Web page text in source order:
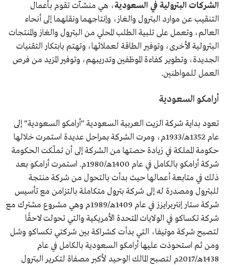
الشركات البترولية في السعودية، هي منشآت تقوم بأعمال
التنقيب عن موارد البترول والغاز، وإنتاجهما ونقلهما إلى أنحاء
العالم، وتعمل على تلبية الطلب المحلي من البترول والغاز والمنتجات
البترولية الأخرى، وتوفير الطاقة لعملائها، وتهتم بابتكار التقنيات
الجديدة، وتطوير كفاءة الموظفين وتدريبهم، وتوفير المزيد من فرص
العمل للمواطنين.
أرامكو السعودية
تعود بداية شركة الزيت العربية السعودية "أرامكو السعودية" إلى
عام 1352هـ/1933م، ومرت الشركة بمراحل عديدة استمرت خلالها
حكومة المملكة في زيادة حصتها من الشركة إلى أن تملّكت الحكومة
شركة أرامكو بالكامل في عام 1400هـ/1980م. استمرت أرامكو بعد
ذلك في متابعة أعمالها حيث بدأت بالتحول من شركة منتجة
للبترول ومصدرة له إلى شركة بترول متكاملة بالتزامن مع تأسيس
شركة ستار إنتربرايزز في عام 1409هـ/1989م وهي مشروع مشترك مع
شركة تكساكو في الولايات المتحدة الأمريكية والتي تحولت لاحقًا
لتصبح شركة موتيفا، التي بدأت كشراكة بين شركتي تكساكو وشل
ومن ثم استحوذت عليها أرامكو السعودية بالكامل في عام
1438هـ/2017م لتصبح المالك الوحيد لأكبر مصفاة لتكرير البترول